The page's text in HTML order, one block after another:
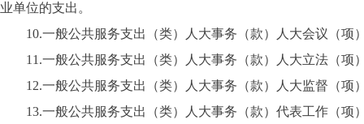
业单位的支出。
10.一般公共服务支出（类）人大事务（款）人大会议（项
11.一般公共服务支出（类）人大事务（款）人大立法（项
12.一般公共服务支出（类）人大事务（款）人大监督（项
13.一般公共服务支出（类）人大事务（款）代表工作（项